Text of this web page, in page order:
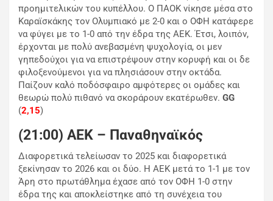
προημιτελικών του κυπέλλου. Ο ΠΑΟΚ νίκησε μέσα στο
Καραϊσκάκης τον Ολυμπιακό με 2-0 και ο ΟΦΗ κατάφερε
να φύγει με το 1-0 από την έδρα της ΑΕΚ. Έτσι, λοιπόν,
έρχονται με πολύ ανεβασμένη ψυχολογία, οι μεν
γηπεδούχοι για να επιστρέψουν στην κορυφή και οι δε
φιλοξενούμενοι για να πλησιάσουν στην οκτάδα.
Παίζουν καλό ποδόσφαιρο αμφότερες οι ομάδες και
θεωρώ πολύ πιθανό να σκοράρουν εκατέρωθεν. GG
(2,15)
(21:00) ΑΕΚ – Παναθηναϊκός
Διαφορετικά τελείωσαν το 2025 και διαφορετικά
ξεκίνησαν το 2026 και οι δύο. Η ΑΕΚ μετά το 1-1 με τον
Άρη στο πρωτάθλημα έχασε από τον ΟΦΗ 1-0 στην
έδρα της και αποκλείστηκε από τη συνέχεια του